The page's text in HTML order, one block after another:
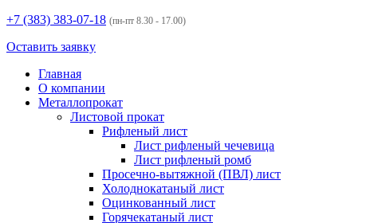
+7 (383) 383-07-18 (пн-пт 8.30 - 17.00)
Оставить заявку
Главная
О компании
Металлопрокат
Листовой прокат
Рифленый лист
Лист рифленый чечевица
Лист рифленый ромб
Просечно-вытяжной (ПВЛ) лист
Холоднокатаный лист
Оцинкованный лист
Горячекатаный лист